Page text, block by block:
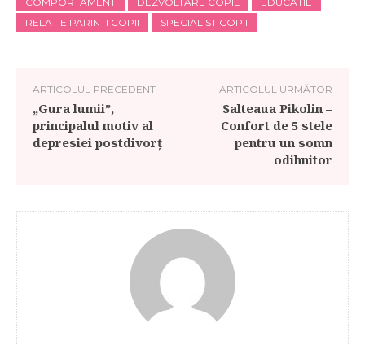
RELATIE PARINTI COPII
SPECIALIST COPII
ARTICOLUL PRECEDENT
„Gura lumii”,
principalul motiv al
depresiei postdivorţ
ARTICOLUL URMĂTOR
Salteaua Pikolin –
Confort de 5 stele
pentru un somn
odihnitor